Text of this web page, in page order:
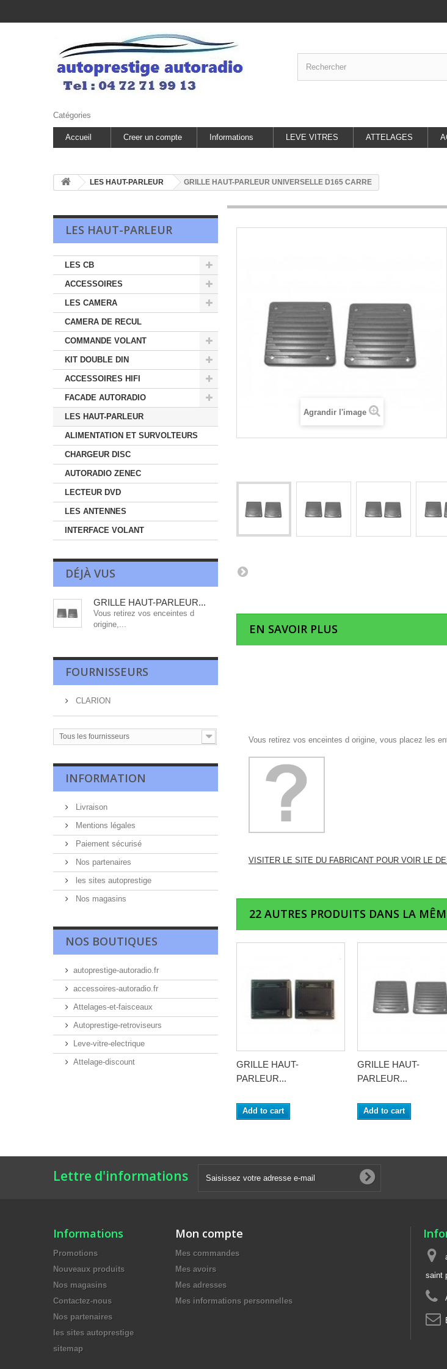
Catégories
Accueil Creer un compte Informations LEVE VITRES ATTELAGES
LES HAUT-PARLEUR GRILLE HAUT-PARLEUR UNIVERSELLE D165 CARRE
LES HAUT-PARLEUR
LES CB
ACCESSOIRES
LES CAMERA
CAMERA DE RECUL
COMMANDE VOLANT
KIT DOUBLE DIN
ACCESSOIRES HIFI
FACADE AUTORADIO
LES HAUT-PARLEUR
ALIMENTATION ET SURVOLTEURS
CHARGEUR DISC
AUTORADIO ZENEC
LECTEUR DVD
LES ANTENNES
INTERFACE VOLANT
DÉJÀ VUS
GRILLE HAUT-PARLEUR...
Vous retirez vos enceintes d
origine,...
FOURNISSEURS
CLARION
Tous les fournisseurs
INFORMATION
Livraison
Mentions légales
Paiement sécurisé
Nos partenaires
les sites autoprestige
Nos magasins
NOS BOUTIQUES
autoprestige-autoradio.fr
accessoires-autoradio.fr
Attelages-et-faisceaux
Autoprestige-retroviseurs
Leve-vitre-electrique
Attelage-discount
Agrandir l'image
EN SAVOIR PLUS
Vous retirez vos enceintes d origine, vous placez les
VISITER LE SITE DU FABRICANT POUR VOIR LE
22 AUTRES PRODUITS DANS LA
GRILLE HAUT-
PARLEUR...
Add to cart
GRILLE HAUT-
PARLEUR...
Add to cart
Lettre d'informations
Informations
Promotions
Nouveaux produits
Nos magasins
Contactez-nous
Nos partenaires
les sites autoprestige
sitemap
Mon compte
Mes commandes
Mes avoirs
Mes adresses
Mes informations personnelles
saint